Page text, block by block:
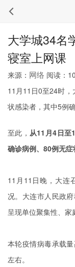
大学城34名
寝室上网课
来源： 网络 阅读：
11月11日0至24时
状感染者，其中5例
至此， 从11月4日至
确诊病例、80例无
11月11日晚，大连
况。大连市人民政
呈现单位聚集性、家
本轮疫情病毒承载
左右。